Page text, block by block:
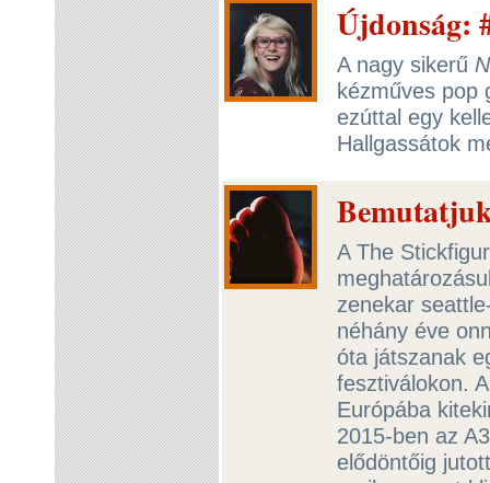
Újdonság:
A nagy sikerű
kézműves pop
ezúttal egy
Hallgassátok
A The
zenekar
néhány éve
óta játszanak
fesztiválokon.
Európába
2015-ben az
elődöntőig